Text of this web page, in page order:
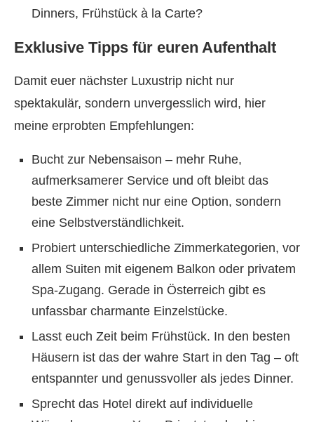
Dinners, Frühstück à la Carte?
Exklusive Tipps für euren Aufenthalt
Damit euer nächster Luxustrip nicht nur
spektakulär, sondern unvergesslich wird, hier
meine erprobten Empfehlungen:
Bucht zur Nebensaison – mehr Ruhe,
aufmerksamerer Service und oft bleibt das
beste Zimmer nicht nur eine Option, sondern
eine Selbstverständlichkeit.
Probiert unterschiedliche Zimmerkategorien, vor
allem Suiten mit eigenem Balkon oder privatem
Spa-Zugang. Gerade in Österreich gibt es
unfassbar charmante Einzelstücke.
Lasst euch Zeit beim Frühstück. In den besten
Häusern ist das der wahre Start in den Tag – oft
entspannter und genussvoller als jedes Dinner.
Sprecht das Hotel direkt auf individuelle